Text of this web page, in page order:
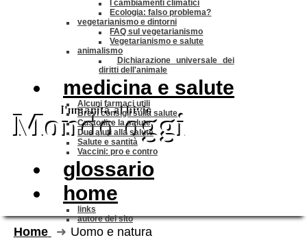
Mondo oggi
l'umanità albivio
I cambiamenti climatici
Ecologia: falso problema?
vegetarianismo e dintorni
FAQ sul vegetarianismo
Vegetarianismo e salute
animalismo
Dichiarazione universale dei
diritti dell'animale
medicina e salute
Alcuni farmaci utili
Brevi consigli sulla salute
Custodire la salute
Due aiuti alla salute
Salute e santità
Vaccini: pro e contro
glossario
home
links
autore del sito
Home Uomo e natura